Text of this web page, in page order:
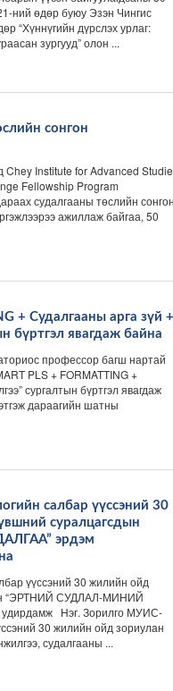
ний өдөр буюу Эзэн Чингис
“Хүннүгийн дүрслэх урлаг:
зургууд” олон ...
сонгон
Chey Institute for Advanced
Fellowship Program
судалгааны төслийн сонгон
ажиллаж байгаа, 50
+ Судалгааны арга зүй +
бүртгэл явагдаж байна
профессор багш нартай
PLS + FORMATTING +
сургалтын бүртгэл явагдаж
дараагийн шатны
салбар үүссэний 30
суралцагсдын
эрдэм
үүссэний 30 жилийн ойд
“ЭРТНИЙ СУДЛАЛ-МИНИЙ
удирдамж Нэг. Зорилго МУИС-
30 жилийн ойд зориулан
судалгааны ...